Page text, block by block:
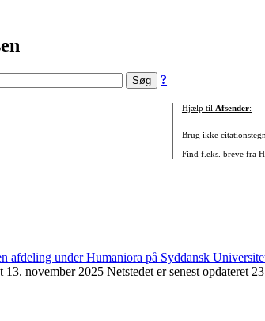
?
Hjælp til Afsender:
Brug ikke
Find f.eks. breve fra
13. november 2025 Netstedet er senest opdateret